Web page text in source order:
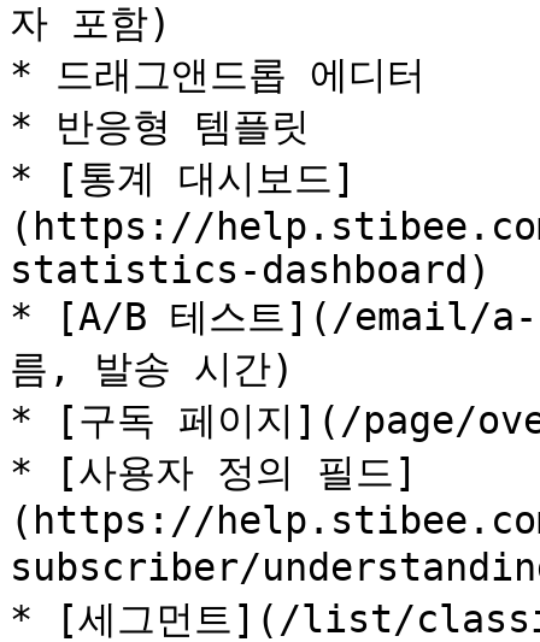
자 포함)
* 드래그앤드롭 에디터
* 반응형 템플릿
* [통계 대시보드]
(https://
statistics-dashboard)
* [A/B 테스트](/email/
름, 발송 시간)
* [구독 페이지](/page/
* [사용자 정의 필드]
(https://
subscriber/
* [세그먼트](/list/